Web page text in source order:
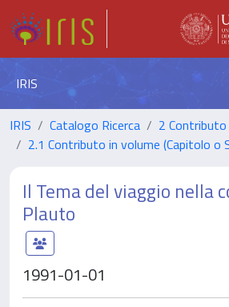
IRIS
IRIS Catalogo Ricerca
2 Contributo
2.1 Contributo in volume (Capitolo o
Il Tema del viaggio nella
Plauto
1991-01-01